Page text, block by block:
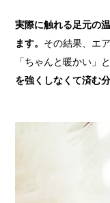
実際に触れる足元の
ます。 その結果、エ
「ちゃんと暖かい」
を強くしなくて済む